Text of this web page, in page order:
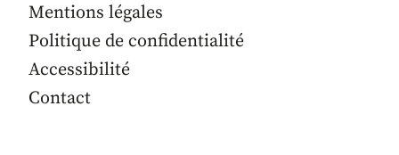
Mentions légales
Politique de confidentialité
Accessibilité
Contact